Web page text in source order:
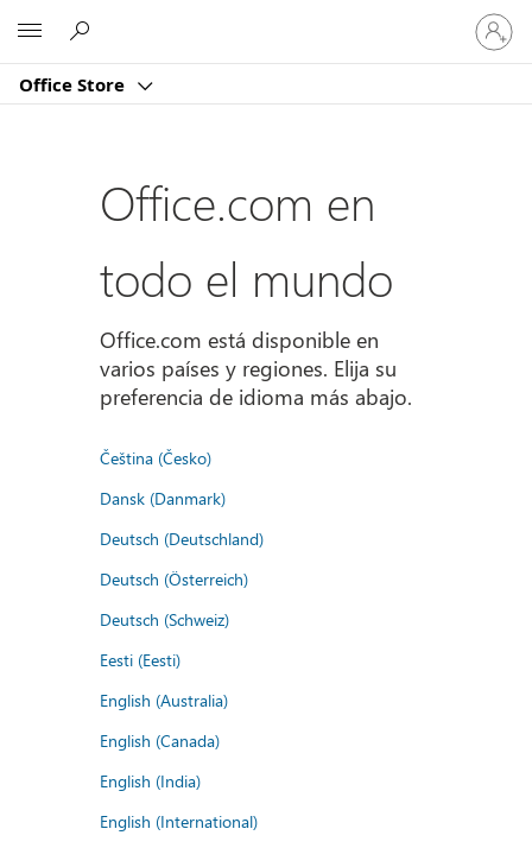
Office Store
Iniciar
sesión
en
cuenta
Office.com en
todo el mundo
Office.com está disponible en
varios países y regiones. Elija su
preferencia de idioma más abajo.
Čeština (Česko)
Dansk (Danmark)
Deutsch (Deutschland)
Deutsch (Österreich)
Deutsch (Schweiz)
Eesti (Eesti)
English (Australia)
English (Canada)
English (India)
English (International)